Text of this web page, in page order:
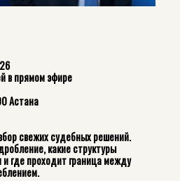
эфире
Астана
свежих судебных решений.
какие структуры
где проходит граница между